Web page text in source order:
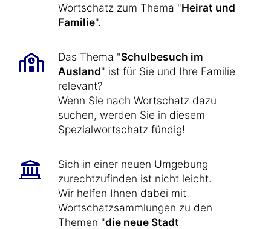
Wortschatz zum Thema "Heirat und
Familie".
Das Thema "Schulbesuch im
Ausland" ist für Sie und Ihre Familie
relevant?
Wenn Sie nach Wortschatz dazu
suchen, werden Sie in diesem
Spezialwortschatz fündig!
Sich in einer neuen Umgebung
zurechtzufinden ist nicht leicht.
Wir helfen Ihnen dabei mit
Wortschatzsammlungen zu den
Themen "die neue Stadt